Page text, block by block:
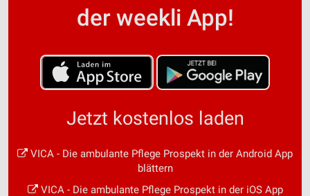
der weekli App!
Jetzt kostenlos laden
VICA - Die ambulante Pflege Prospekt in der Android App
blättern
VICA - Die ambulante Pflege Prospekt in der iOS App